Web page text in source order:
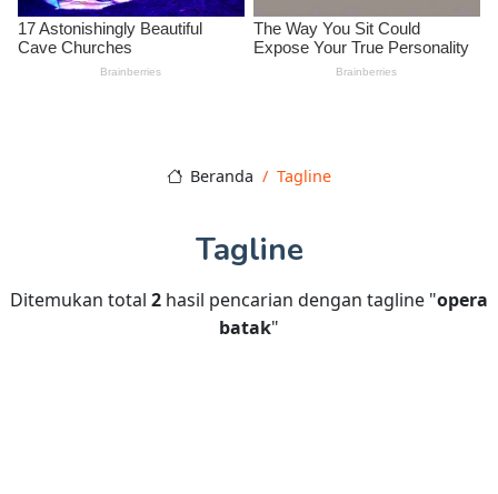
Beranda Tagline
Tagline
Ditemukan total 2 hasil pencarian dengan tagline "opera
batak"